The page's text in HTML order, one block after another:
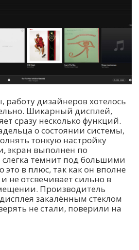
работу дизайнеров хотелось
Шикарный дисплей,
сразу несколько функций.
о состоянии системы,
тонкую настройку
экран выполнен по
слегка темнит под большими
это в плюс, так как он вполне
не отсвечивает сильно в
Производитель
закалённым стеклом
не стали, поверили на